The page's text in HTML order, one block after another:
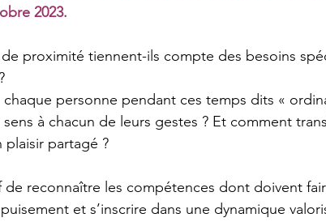
2023.
proximité tiennent-ils compte des besoins
personne pendant ces temps dits «
à chacun de leurs gestes ? Et comment
partagé ?
reconnaître les compétences dont doivent
et s’inscrire dans une dynamique